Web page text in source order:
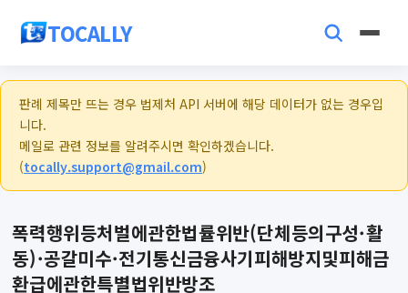
TOCALLY
판례 제목만 뜨는 경우 법제처 API 서버에 해당 데이터가 없는 경우입
니다.
메일로 관련 정보를 알려주시면 확인하겠습니다.
(tocally.support@gmail.com)
폭력행위등처벌에관한법률위반(단체등의구성·활
동)·공갈미수·전기통신금융사기피해방지및피해금
환급에관한특별법위반방조